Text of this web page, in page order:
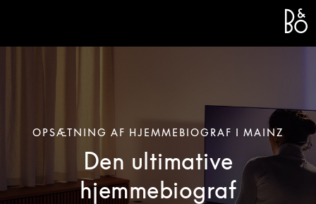
OPSÆTNING AF HJEMMEBIOGRAF I MAINZ
Den ultimative
hjemmebiograf